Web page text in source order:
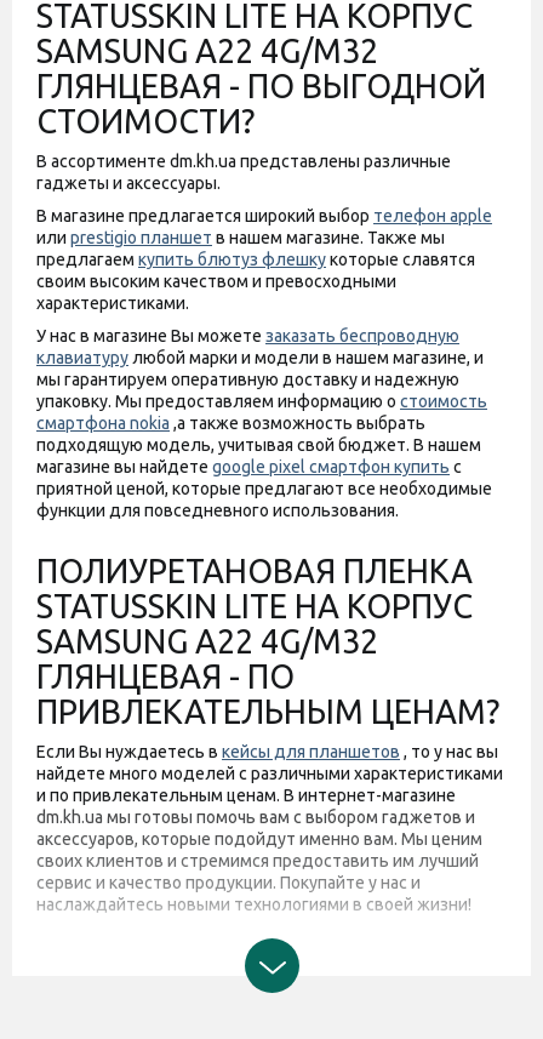
STATUSSKIN LITE НА КОРПУС
SAMSUNG A22 4G/M32
ГЛЯНЦЕВАЯ - ПО ВЫГОДНОЙ
СТОИМОСТИ?
В ассортименте dm.kh.ua представлены различные
гаджеты и аксессуары.
В магазине предлагается широкий выбор телефон apple
или prestigio планшет в нашем магазине. Также мы
предлагаем купить блютуз флешкукоторые славятся
своим высоким качеством и превосходными
характеристиками.
У нас в магазине Вы можете заказать беспроводную
клавиатуру любой марки и модели в нашем магазине, и
мы гарантируем оперативную доставку и надежную
упаковку. Мы предоставляем информацию о стоимость
смартфона nokia ,а также возможность выбрать
подходящую модель, учитывая свой бюджет. В нашем
магазине вы найдете google pixel смартфон купить с
приятной ценой, которые предлагают все необходимые
функции для повседневного использования.
ПОЛИУРЕТАНОВАЯ ПЛЕНКА
STATUSSKIN LITE НА КОРПУС
SAMSUNG A22 4G/M32
ГЛЯНЦЕВАЯ - ПО
ПРИВЛЕКАТЕЛЬНЫМ ЦЕНАМ?
Если Вы нуждаетесь в кейсы для планшетов , то у нас вы
найдете много моделей с различными характеристиками
и по привлекательным ценам. В интернет-магазине
dm.kh.ua мы готовы помочь вам с выбором гаджетов и
аксессуаров, которые подойдут именно вам. Мы ценим
своих клиентов и стремимся предоставить им лучший
сервис и качество продукции. Покупайте у нас и
наслаждайтесь новыми технологиями в своей жизни!